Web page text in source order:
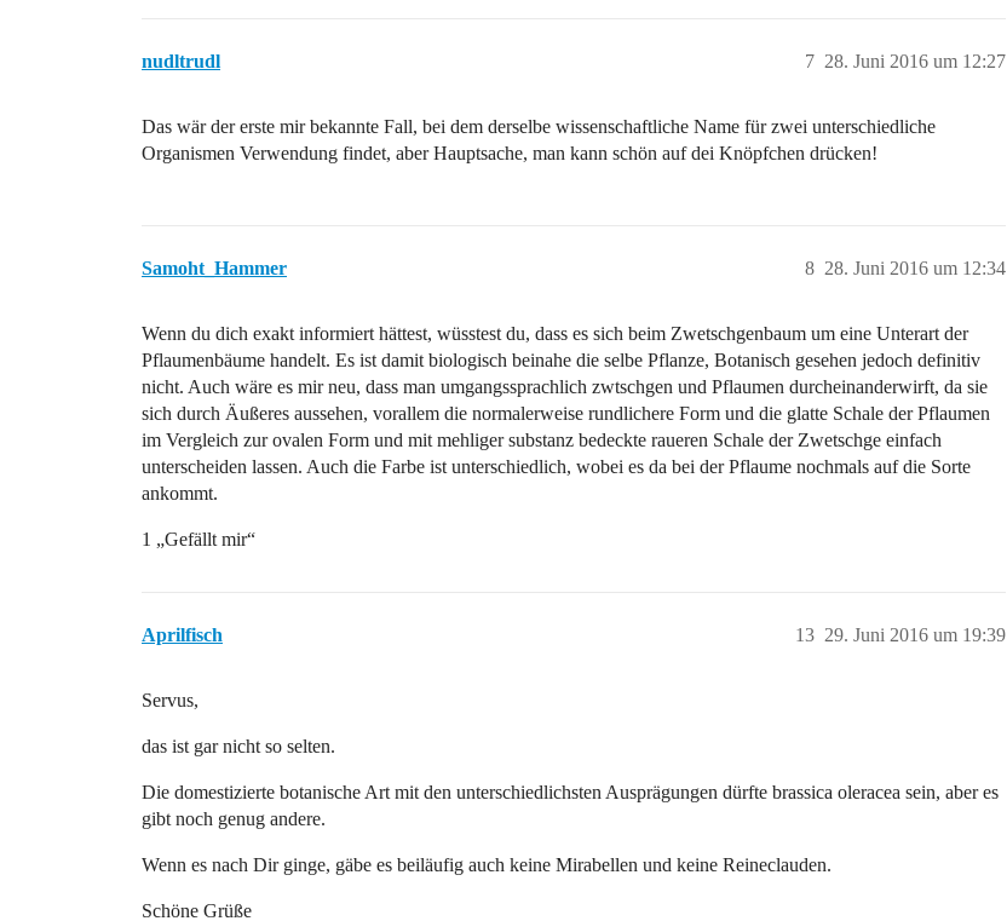
nudltrudl 28. Juni 2016 um 12:27
7
Das wär der erste mir bekannte Fall, bei dem derselbe wissenschaftliche Name für zwei unterschiedliche
Organismen Verwendung findet, aber Hauptsache, man kann schön auf dei Knöpfchen drücken!
Samoht_Hammer 28. Juni 2016 um 12:34
8
Wenn du dich exakt informiert hättest, wüsstest du, dass es sich beim Zwetschgenbaum um eine Unterart der
Pflaumenbäume handelt. Es ist damit biologisch beinahe die selbe Pflanze, Botanisch gesehen jedoch definitiv
nicht. Auch wäre es mir neu, dass man umgangssprachlich zwtschgen und Pflaumen durcheinanderwirft, da sie
sich durch Äußeres aussehen, vorallem die normalerweise rundlichere Form und die glatte Schale der Pflaumen
im Vergleich zur ovalen Form und mit mehliger substanz bedeckte raueren Schale der Zwetschge einfach
unterscheiden lassen. Auch die Farbe ist unterschiedlich, wobei es da bei der Pflaume nochmals auf die Sorte
ankommt.
1 „Gefällt mir“
Aprilfisch 29. Juni 2016 um 19:39
13
Servus,
das ist gar nicht so selten.
Die domestizierte botanische Art mit den unterschiedlichsten Ausprägungen dürfte brassica oleracea sein, aber es
gibt noch genug andere.
Wenn es nach Dir ginge, gäbe es beiläufig auch keine Mirabellen und keine Reineclauden.
Schöne Grüße